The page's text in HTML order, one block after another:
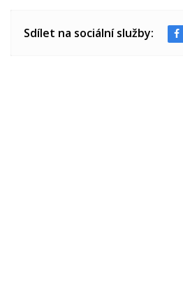
Sdílet na sociální služby: